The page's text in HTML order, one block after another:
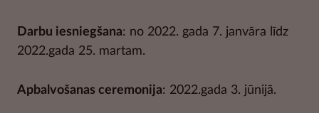
Darbu iesniegšana: no 2022. gada 7. janvāra līdz
2022.gada 25. martam.
Apbalvošanas ceremonija: 2022.gada 3. jūnijā.